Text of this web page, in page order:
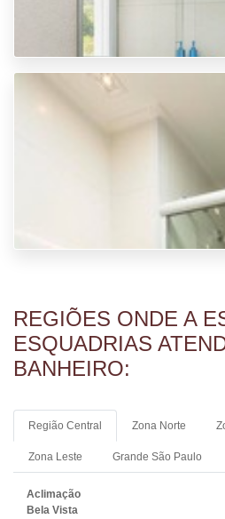
REGIÕES ONDE A
ESQUADRIAS
BANHEIRO:
Região Central Zona Norte
Zona Leste Grande São Paulo
Aclimação
Bela Vista